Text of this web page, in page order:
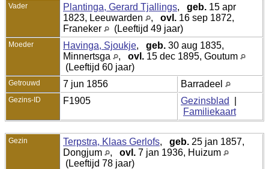
Vader Plantinga, Gerard Tjallings, geb. 15 apr
1823, Leeuwarden
, ovl. 16 sep 1872,
Franeker
(Leeftijd 49 jaar)
Moeder Havinga, Sjoukje, geb. 30 aug 1835,
Minnertsga
, ovl. 15 dec 1895, Goutum
(Leeftijd 60 jaar)
Getrouwd 7 jun 1856 Barradeel
Gezins-ID F1905 Gezinsblad
Familiekaart
Gezin Terpstra, Klaas Gerlofs, geb. 25 jan 1857,
Dongjum
, ovl. 7 jan 1936, Huizum
(Leeftijd 78 jaar)